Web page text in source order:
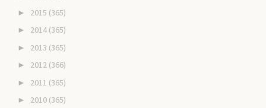
► 2015 (365)
► 2014 (365)
► 2013 (365)
► 2012 (366)
► 2011 (365)
► 2010 (365)